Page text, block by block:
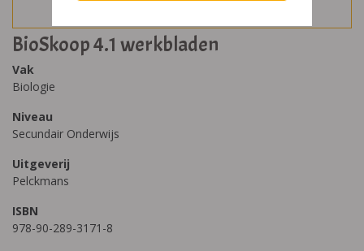
BioSkoop 4.1 werkbladen
Vak
Biologie
Niveau
Secundair Onderwijs
Uitgeverij
Pelckmans
ISBN
978-90-289-3171-8